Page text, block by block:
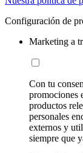
Configuración de
Marketing a
Con tu
promociones
productos
personales
externos y
siempre que